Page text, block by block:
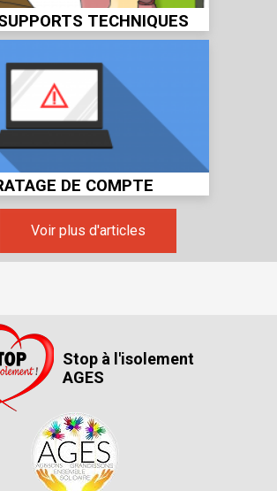
TECHNIQUES
DE COMPTE
Voir plus d'articles
Stop à l'isolement
AGES